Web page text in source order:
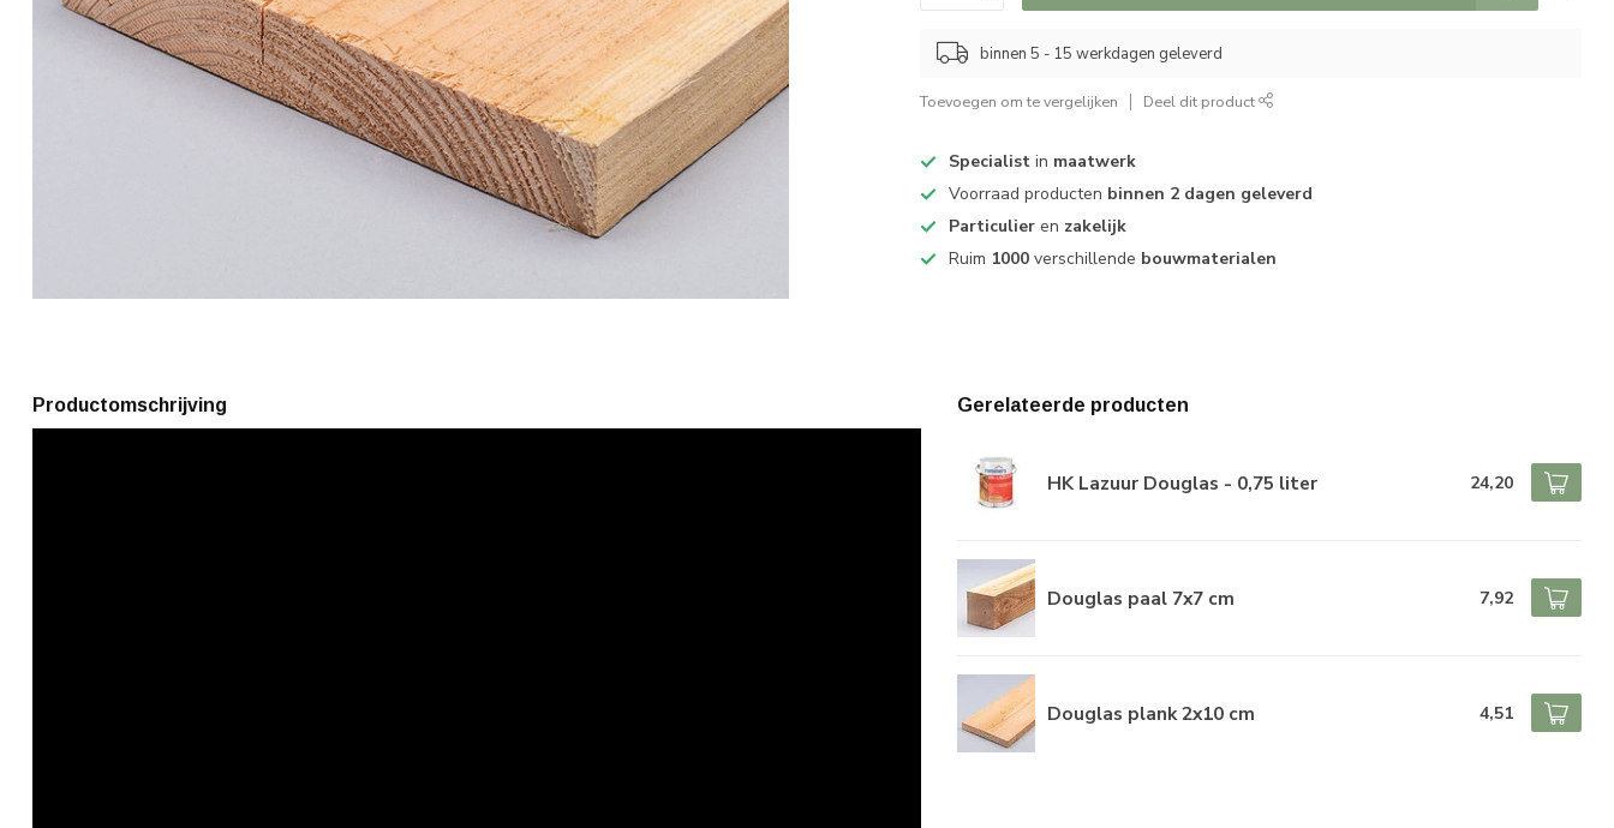
binnen 5 - 15 werkdagen geleverd
Toevoegen om te vergelijken Deel dit product
Specialist in maatwerk
Voorraad producten binnen 2 dagen geleverd
Particulier en zakelijk
Ruim 1000 verschillende bouwmaterialen
Productomschrijving Gerelateerde producten
HK Lazuur Douglas - 0,75 liter 24,20
Douglas paal 7x7 cm 7,92
Douglas plank 2x10 cm 4,51